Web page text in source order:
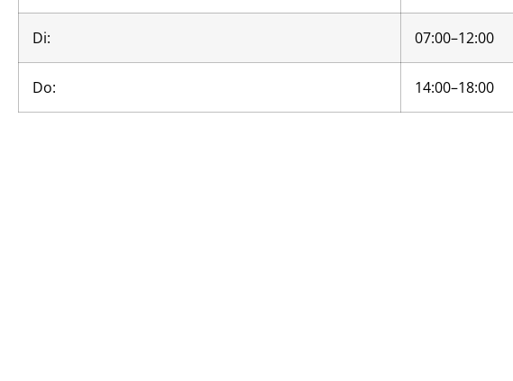
Di: 07:00–12:00
Do: 14:00–18:00